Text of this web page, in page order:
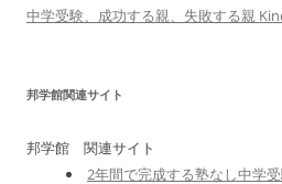
中学受験、成功する親、失敗する親
邦学館関連サイト
邦学館 関連サイト
2年間で完成する塾なし中学